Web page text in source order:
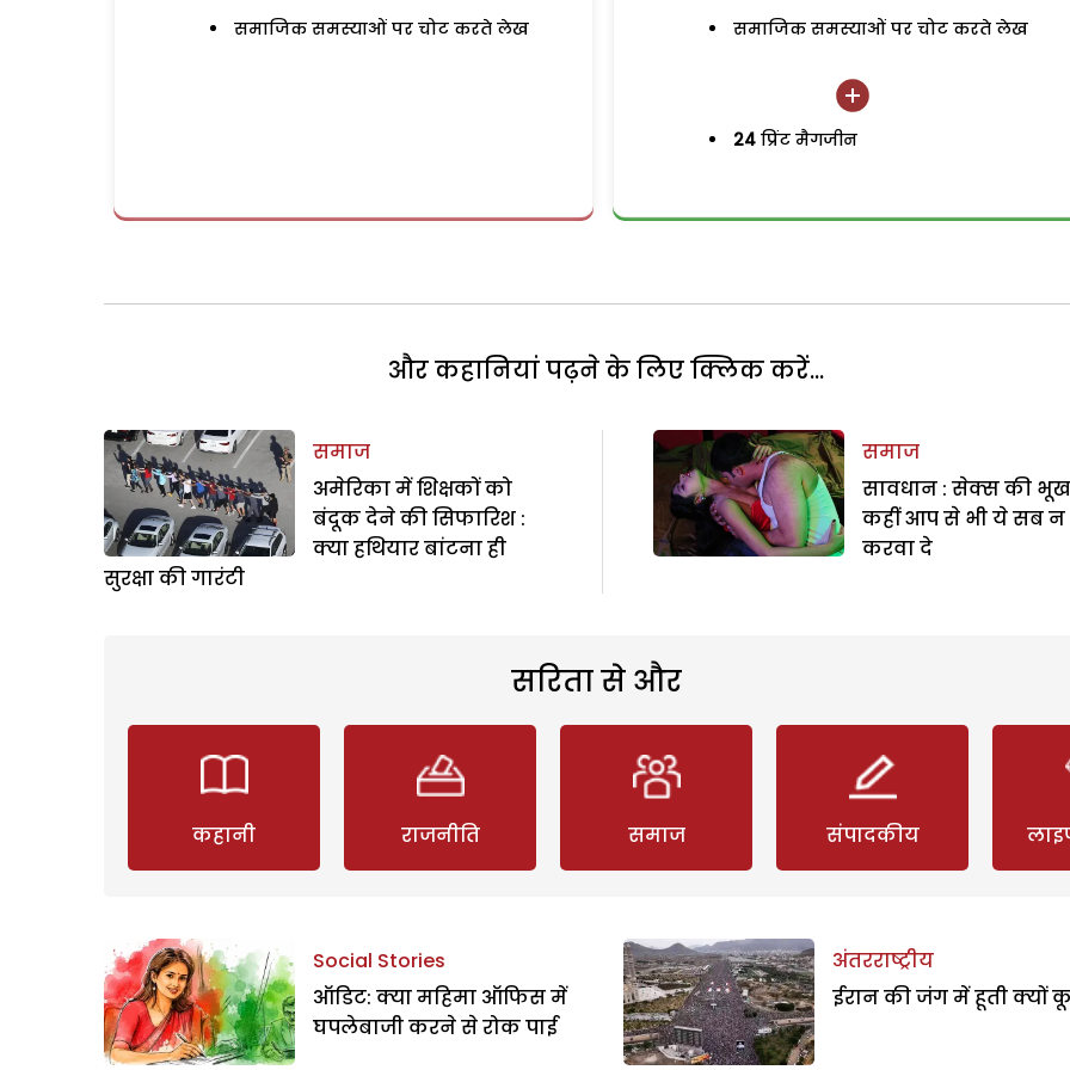
समाजिक समस्याओं पर चोट करते लेख समाजिक समस्याओं पर चोट करते लेख
24 प्रिंट मैगजीन
और कहानियां पढ़ने के लिए क्लिक करें...
समाज
अमेरिका में शिक्षकों को
बंदूक देने की सिफारिश :
क्या हथियार बांटना ही
सुरक्षा की गारंटी
समाज
सावधान : सेक्स की भूख
कहीं आप से भी ये सब न
करवा दे
सरिता से और
कहानी राजनीति समाज संपादकीय
Social Stories
ऑडिट: क्या महिमा ऑफिस में
घपलेबाजी करने से रोक पाई
अंतरराष्ट्रीय
ईरान की जंग में हूती क्यों